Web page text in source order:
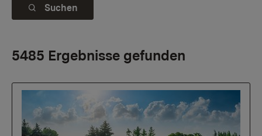
Suchen
5485 Ergebnisse gefunden